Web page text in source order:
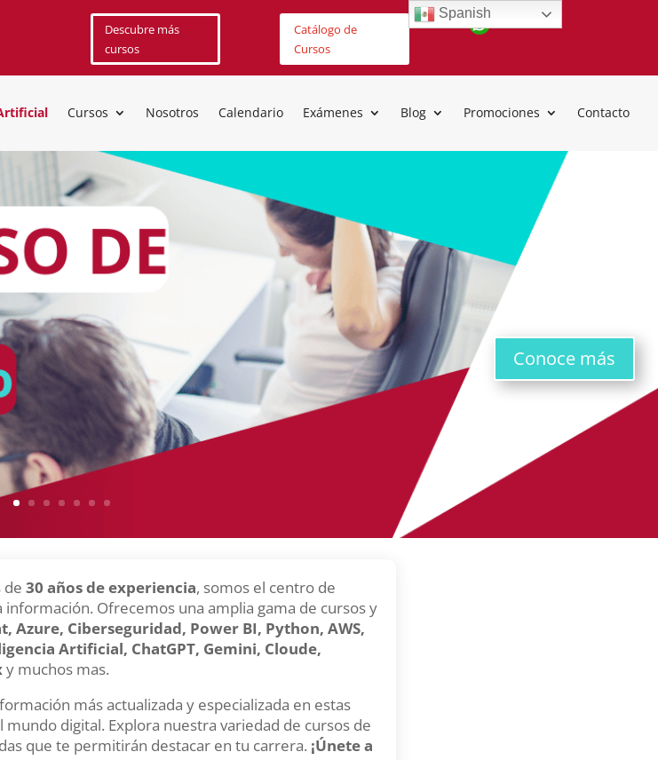
Descubre más
cursos
Catálogo de
Cursos
Cursos Nosotros Calendario Exámenes Blog Promociones Contacto
Conoce más
de30 años de experiencia, somos el centro de
Ofrecemos una amplia gama de cursos y
Azure, Ciberseguridad, Power BI, Python, AWS,
Artificial, ChatGPT, Gemini, Cloude,
y muchos mas.
más actualizada y especializada en estas
digital. Explora nuestra variedad de cursos de
que te permitirán destacar en tu carrera. ¡Únete a
Spanish